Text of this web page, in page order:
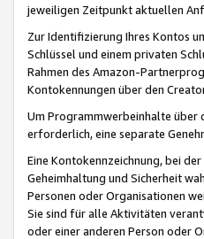
jeweiligen Zeitpunkt aktuellen
Zur Identifizierung Ihres Kontos
Schlüssel und einem privaten
Rahmen des Amazon-
Kontokennungen über den
Um Programmwerbeinhalte über
erforderlich, eine separate
Eine Kontokennzeichnung, bei
Geheimhaltung und Sicherheit
Personen oder Organisationen
Sie sind für alle Aktivitäten
oder einer anderen Person oder